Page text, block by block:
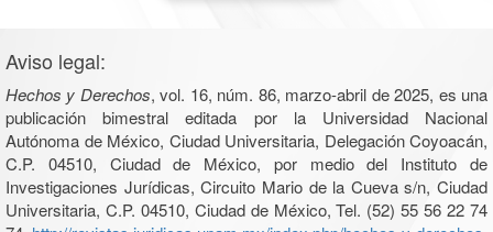
Aviso legal:
Hechos y Derechos, vol. 16, núm. 86, marzo-abril de 2025, es una
publicación bimestral editada por la Universidad Nacional
Autónoma de México, Ciudad Universitaria, Delegación Coyoacán,
C.P. 04510, Ciudad de México, por medio del Instituto de
Investigaciones Jurídicas, Circuito Mario de la Cueva s/n, Ciudad
Universitaria, C.P. 04510, Ciudad de México, Tel. (52) 55 56 22 74